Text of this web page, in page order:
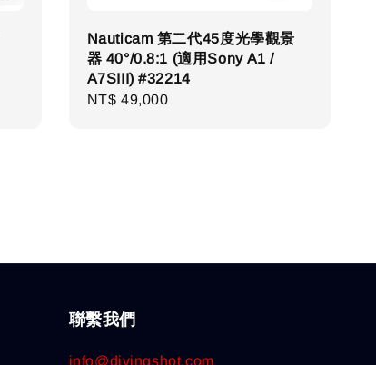
Nauticam 第二代45度光學觀景
器 40°/0.8:1 (適用Sony A1 /
A7SIII) #32214
Regular
NT$ 49,000
聯繫我們
info@divingshot.com